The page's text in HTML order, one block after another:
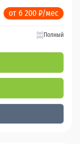
от 6 200 ₽/мес
Полный